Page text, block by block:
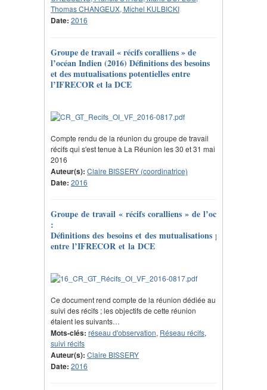
Thomas CHANGEUX, Michel KULBICKI
Date: 2016
Groupe de travail « récifs coralliens » de
l’océan Indien (2016) Définitions des besoins
et des mutualisations potentielles entre
l’IFRECOR et la DCE
Compte rendu de la réunion du groupe de travail
récifs qui s'est tenue à La Réunion les 30 et 31 mai
2016
Auteur(s): Claire BISSERY (coordinatrice)
Date: 2016
Groupe de travail « récifs coralliens » de l’océan Indien
:
Définitions des besoins et des mutualisations potentielles
entre l’IFRECOR et la DCE
Ce document rend compte de la réunion dédiée au
suivi des récifs ; les objectifs de cette réunion
étaient les suivants…
Mots-clés: réseau d'observation, Réseau récifs,
suivi récifs
Auteur(s): Claire BISSERY
Date: 2016